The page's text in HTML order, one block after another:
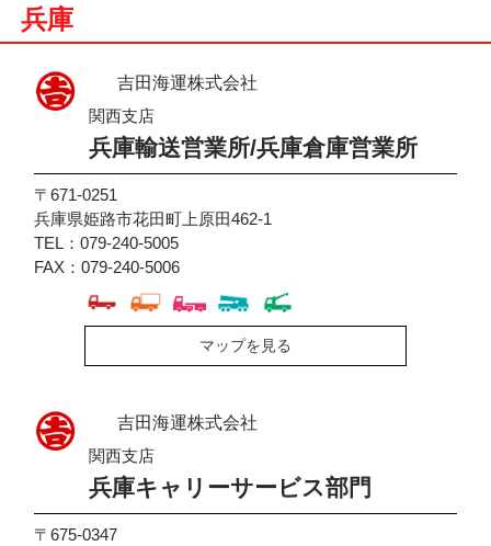
兵庫
吉田海運株式会社
関西支店
兵庫輸送営業所/兵庫倉庫営業所
〒671-0251
兵庫県姫路市花田町上原田462-1
TEL：079-240-5005
FAX：079-240-5006
マップを見る
吉田海運株式会社
関西支店
兵庫キャリーサービス部門
〒675-0347